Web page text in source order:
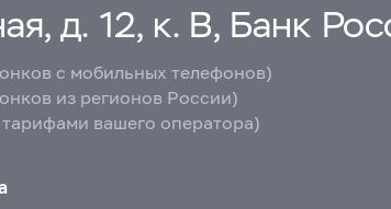
д. 12, к. В, Банк
с мобильных телефонов)
из регионов России)
вашего оператора)